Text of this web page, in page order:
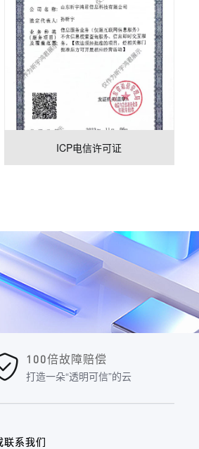
ICP电信许可证
100倍故障赔偿
打造一朵“透明可信”的云
联系我们